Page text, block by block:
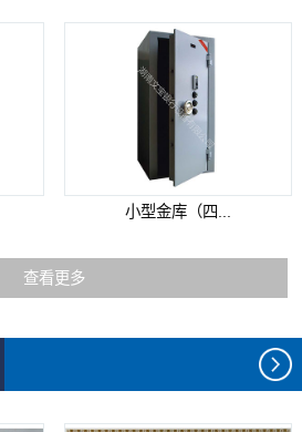
小型金库（四...
查看更多